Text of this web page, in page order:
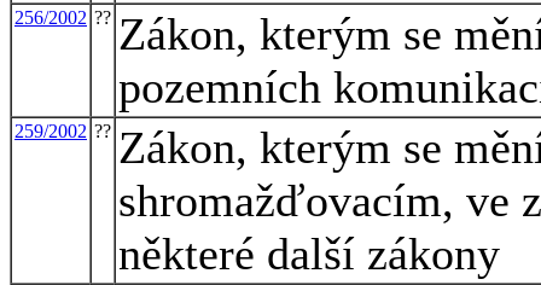
256/2002 ?? Zákon, kterým se
pozemních
259/2002 ?? Zákon, kterým se
shromažďovacím, ve
některé další zákony